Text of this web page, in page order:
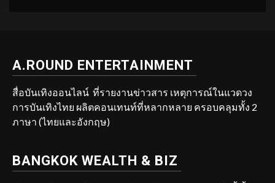
A.ROUND ENTERTAINMENT
สื่อบันเทิงออนไลน์ ที่รายงานข่าวสาร เหตุการณ์ในแวดวง
การบันเทิงไทย ผลิตคอนเทนท์ที่หลากหลาย ครอบคลุมทั้ง 2
ภาษา (ไทยและอังกฤษ)
BANGKOK WEALTH & BIZ